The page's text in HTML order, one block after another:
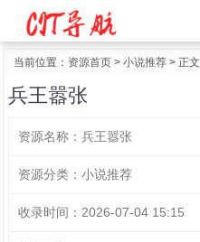
当前位置： 资源首页 > 小说推荐 > 正文
兵王嚣张
资源名称： 兵王嚣张
资源分类： 小说推荐
收录时间： 2026-07-04 15:15